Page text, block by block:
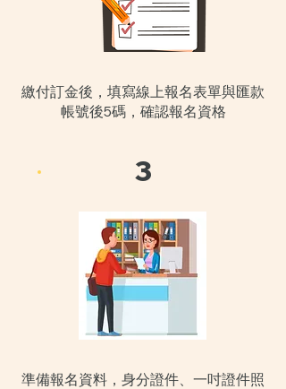
繳付訂金後，填寫線上報名表單與匯款
帳號後5碼，確認報名資格
3
準備報名資料，身分證件、一吋證件照